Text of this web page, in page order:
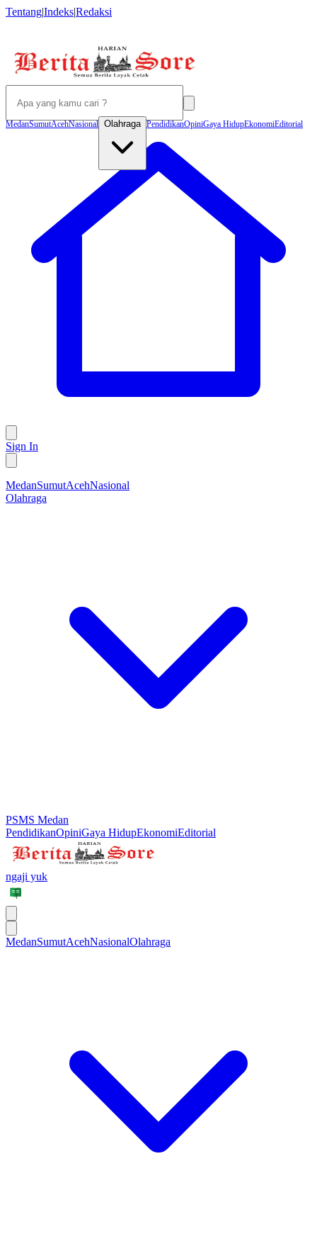
Tentang|Indeks|Redaksi
MedanSumutAcehNasional Olahraga PendidikanOpiniGaya HidupEkonomiEditorial
Sign In
MedanSumutAcehNasional
Olahraga
PSMS Medan
PendidikanOpiniGaya HidupEkonomiEditorial
ngaji yuk
MedanSumutAcehNasionalOlahraga